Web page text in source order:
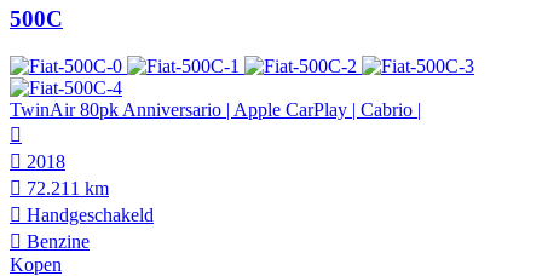
500C
TwinAir 80pk Anniversario | Apple CarPlay | Cabrio |
2018
72.211 km
Hand­geschakeld
Benzine
Kopen